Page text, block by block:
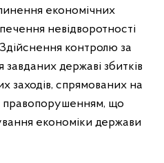
економічних
невідворотності
контролю за
державі збитків
заходів, спрямованих на
правопорушенням, що
економіки держави